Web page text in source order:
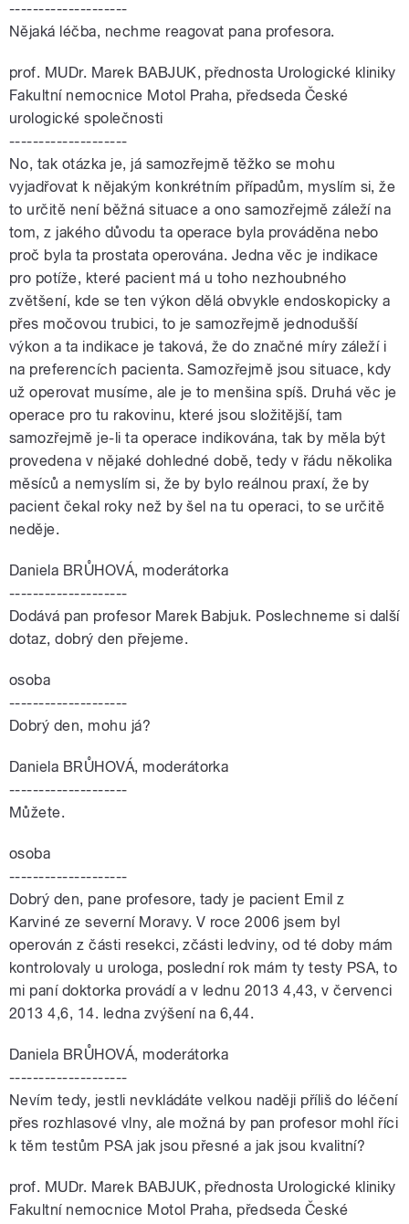
--------------------
Nějaká léčba, nechme reagovat pana profesora.
prof. MUDr. Marek BABJUK, přednosta Urologické kliniky
Fakultní nemocnice Motol Praha, předseda České
urologické společnosti
--------------------
No, tak otázka je, já samozřejmě těžko se mohu
vyjadřovat k nějakým konkrétním případům, myslím si, že
to určitě není běžná situace a ono samozřejmě záleží na
tom, z jakého důvodu ta operace byla prováděna nebo
proč byla ta prostata operována. Jedna věc je indikace
pro potíže, které pacient má u toho nezhoubného
zvětšení, kde se ten výkon dělá obvykle endoskopicky a
přes močovou trubici, to je samozřejmě jednodušší
výkon a ta indikace je taková, že do značné míry záleží i
na preferencích pacienta. Samozřejmě jsou situace, kdy
už operovat musíme, ale je to menšina spíš. Druhá věc je
operace pro tu rakovinu, které jsou složitější, tam
samozřejmě je-li ta operace indikována, tak by měla být
provedena v nějaké dohledné době, tedy v řádu několika
měsíců a nemyslím si, že by bylo reálnou praxí, že by
pacient čekal roky než by šel na tu operaci, to se určitě
neděje.
Daniela BRŮHOVÁ, moderátorka
--------------------
Dodává pan profesor Marek Babjuk. Poslechneme si další
dotaz, dobrý den přejeme.
osoba
--------------------
Dobrý den, mohu já?
Daniela BRŮHOVÁ, moderátorka
--------------------
Můžete.
osoba
--------------------
Dobrý den, pane profesore, tady je pacient Emil z
Karviné ze severní Moravy. V roce 2006 jsem byl
operován z části resekci, zčásti ledviny, od té doby mám
kontrolovaly u urologa, poslední rok mám ty testy PSA, to
mi paní doktorka provádí a v lednu 2013 4,43, v červenci
2013 4,6, 14. ledna zvýšení na 6,44.
Daniela BRŮHOVÁ, moderátorka
--------------------
Nevím tedy, jestli nevkládáte velkou naději příliš do léčení
přes rozhlasové vlny, ale možná by pan profesor mohl říci
k těm testům PSA jak jsou přesné a jak jsou kvalitní?
prof. MUDr. Marek BABJUK, přednosta Urologické kliniky
Fakultní nemocnice Motol Praha, předseda České